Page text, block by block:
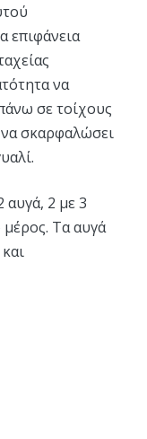
επιφάνεια
να
σε τοίχους
σκαρφαλώσει
2 με 3
Τα αυγά